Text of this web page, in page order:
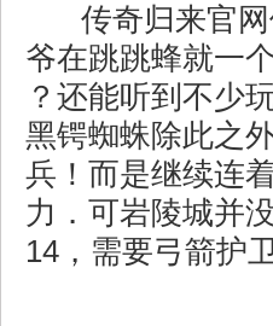
传奇归来官
爷在跳跳蜂就一
？还能听到不少
黑锷蜘蛛除此之
兵！而是继续连
力．可岩陵城并
14，需要弓箭护